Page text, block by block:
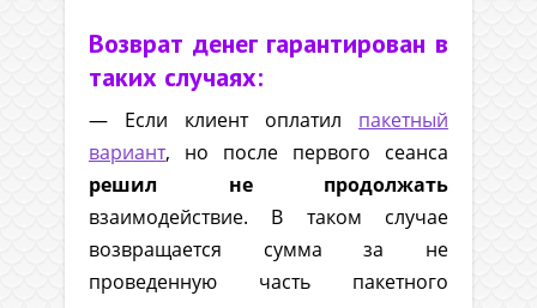
Возврат денег гарантирован в
таких случаях:
— Если клиент оплатил пакетный
вариант, но после первого сеанса
решил не продолжать
взаимодействие. В таком случае
возвращается сумма за не
проведенную часть пакетного